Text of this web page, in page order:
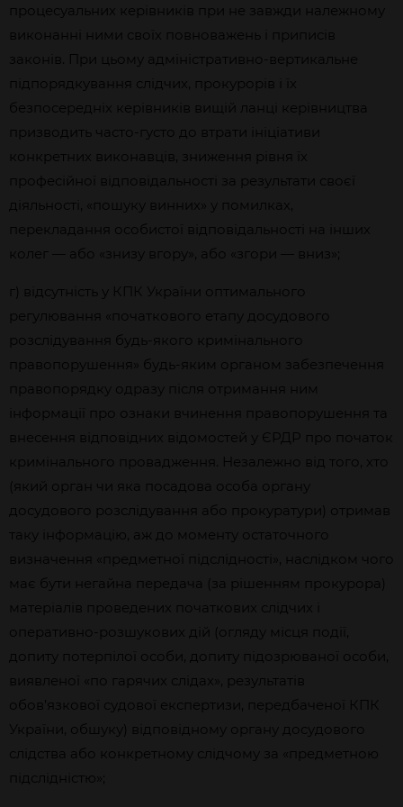
процесуальних керівників при не завжди належному
виконанні ними своїх повноважень і приписів
законів. При цьому адміністративно-вертикальне
підпорядкування слідчих, прокурорів і їх
безпосередніх керівників вищій ланці керівництва
призводить часто-густо до втрати ініціативи
конкретних виконавців, зниження рівня їх
професійної відповідальності за результати своєї
діяльності, «пошуку винних» у помилках,
перекладання особистої відповідальності на інших
колег — або «знизу вгору», або «згори — вниз»;
г) відсутність у КПК України оптимального
регулювання «початкового етапу досудового
розслідування будь-якого кримінального
правопорушення» будь-яким органом забезпечення
правопорядку одразу після отримання ним
інформації про ознаки вчинення правопорушення та
внесення відповідних відомостей у ЄРДР про початок
кримінального провадження. Незалежно від того, хто
(який орган чи яка посадова особа органу
досудового розслідування або прокуратури) отримав
таку інформацію, аж до моменту остаточного
визначення «предметної підслідності», наслідком чого
має бути негайна передача (за рішенням прокурора)
матеріалів проведених початкових слідчих і
оперативно-розшукових дій (огляду місця події,
допиту потерпілої особи, допиту підозрюваної особи,
виявленої «по гарячих слідах», результатів
обов’язкової судової експертизи, передбаченої КПК
України, обшуку) відповідному органу досудового
слідства або конкретному слідчому за «предметною
підслідністю»;